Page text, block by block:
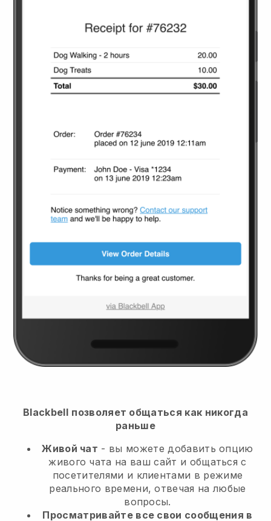
Blackbell позволяет общаться как никогда
раньше
Живой чат - вы можете добавить опцию
живого чата на ваш сайт и общаться с
посетителями и клиентами в режиме
реального времени, отвечая на любые
вопросы.
Просматривайте все свои сообщения в